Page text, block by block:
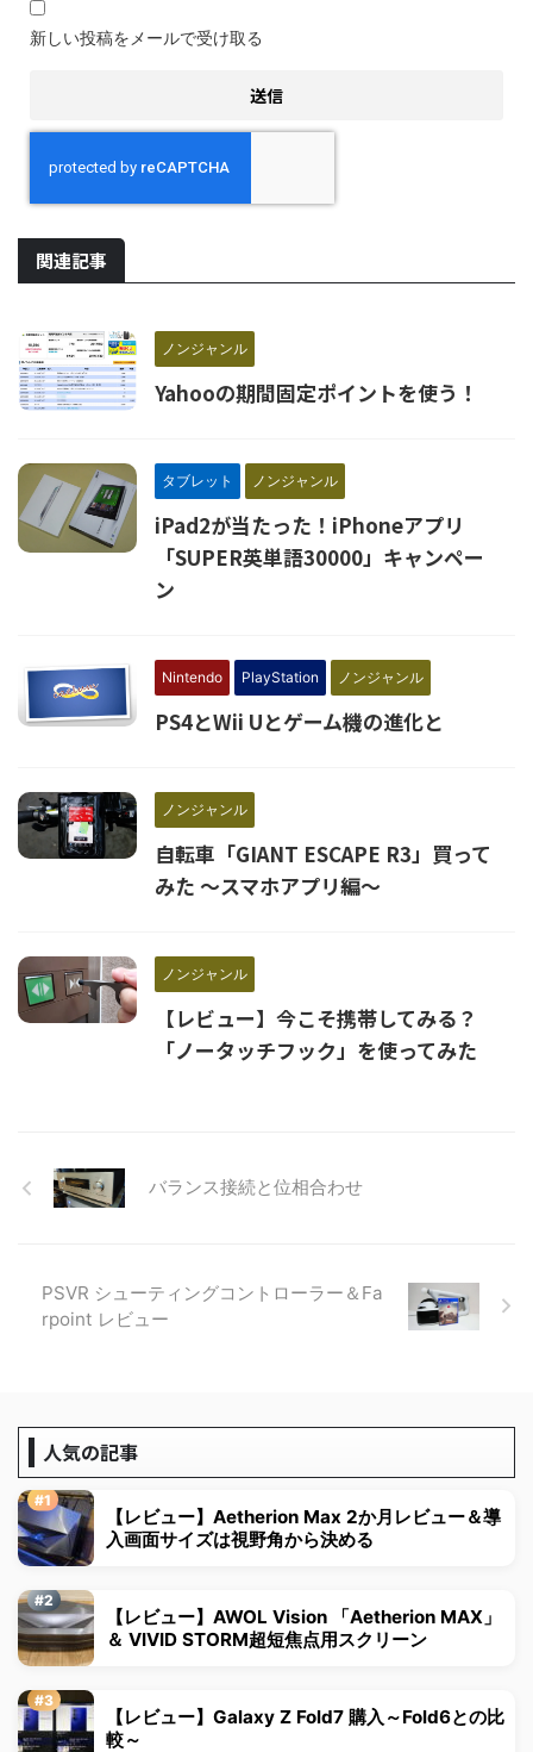
新しい投稿をメールで受け取る
関連記事
ノンジャンル
Yahooの期間固定ポイントを使う！
タブレット ノンジャンル
iPad2が当たった！iPhoneアプリ
「SUPER英単語30000」キャンペー
ン
Nintendo PlayStation ノンジャンル
PS4とWii Uとゲーム機の進化と
ノンジャンル
自転車「GIANT ESCAPE R3」買って
みた ～スマホアプリ編～
ノンジャンル
【レビュー】今こそ携帯してみる？
「ノータッチフック」を使ってみた
バランス接続と位相合わせ
PSVR シューティングコントローラー＆Fa
rpoint レビュー
人気の記事
【レビュー】Aetherion Max 2か月レビュー＆導
入画面サイズは視野角から決める
【レビュー】AWOL Vision 「Aetherion MAX」
＆ VIVID STORM超短焦点用スクリーン
【レビュー】Galaxy Z Fold7 購入～Fold6との比
較～